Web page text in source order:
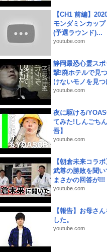
【CH1 前編】
モンダミンカップ
(予選ラウンド)...
youtube.com
静岡最恐心霊ス
撃!廃ホテルで見
けないモノを見つ
youtube.com
夜に駆ける/
てみた!しんごち
吾】
youtube.com
【朝倉未来コラ
武尊の勝敗を聞い
まさかの回答が!!!
youtube.com
【報告】お母さ
した。
youtube.com